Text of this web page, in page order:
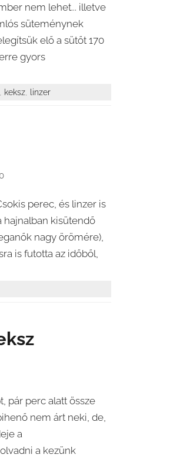
nem lehet... illetve
süteménynek
elő a sütőt 170
gyors
, keksz, linzer
perec, és linzer is
hajnalban kisütendő
nagy örömére),
is futotta az időből,
pár perc alatt össze
nem árt neki, de,
a
a kezünk